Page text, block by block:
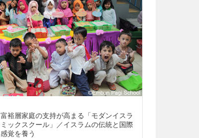
富裕層家庭の支持が高まる「モダンイスラ
ミックスクール」／イスラムの伝統と国際
感覚を養う